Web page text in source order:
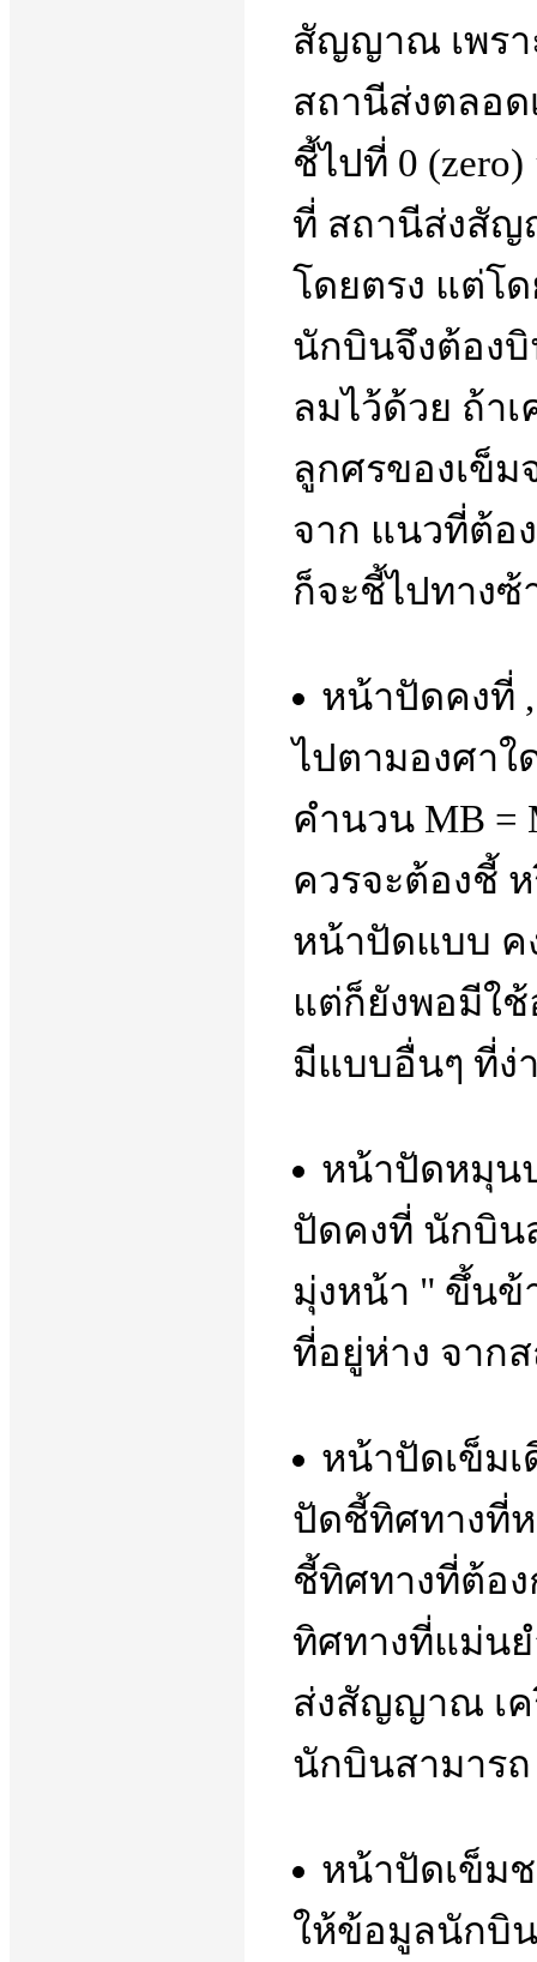
สัญญาณ เพรา
สถานีส่งตลอ
ชี้ไปที่ 0
ที่ สถานีส่งสัญ
โดยตรง แต่โ
นักบินจึงต้อง
ลมไว้ด้วย ถ้า
ลูกศรของเข็ม
จาก แนวที่ต้อ
ก็จะชี้ไปทางซ้
หน้าปัดคงที่
ไปตามองศาใ
คำนวน MB =
ควรจะต้องชี้
หน้าปัดแบบ ค
แต่ก็ยังพอมีใ
มีแบบอื่นๆ ที่ง่
หน้าปัดหมุน
ปัดคงที่ นักบิน
มุ่งหน้า " ขึ้นข้
ที่อยู่ห่าง จาก
หน้าปัดเข็มเ
ปัดชี้ทิศทางที่
ชี้ทิศทางที่ต้อง
ทิศทางที่แม่น
ส่งสัญญาณ เค
นักบินสามาร
หน้าปัดเข็มช
ให้ข้อมูลนักบิ